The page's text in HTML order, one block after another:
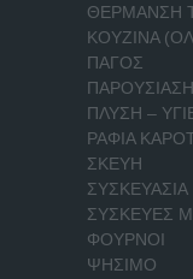
ΘΕΡΜΑΝΣΗ
ΚΟΥΖΙΝΑ
ΠΑΓΟΣ
ΠΑΡΟΥΣΙΑΣΗ
ΠΛΥΣΗ –
ΡΑΦΙΑ
ΣΚΕΥΗ
ΣΥΣΚΕΥΑΣΙΑ
ΣΥΣΚΕΥΕΣ
ΦΟΥΡΝΟΙ
ΨΗΣΙΜΟ